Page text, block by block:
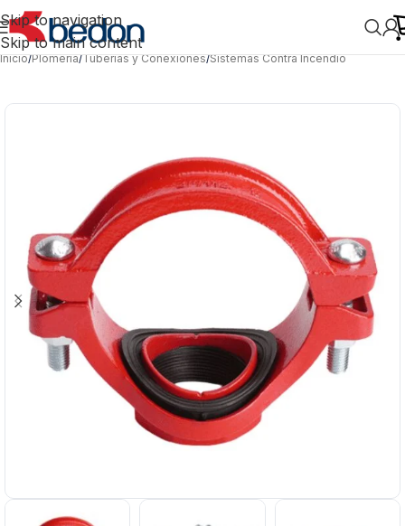
Skip to navigation
Skip to main content
Inicio/Plomería/Tuberías y Conexiones/Sistemas Contra Incendio